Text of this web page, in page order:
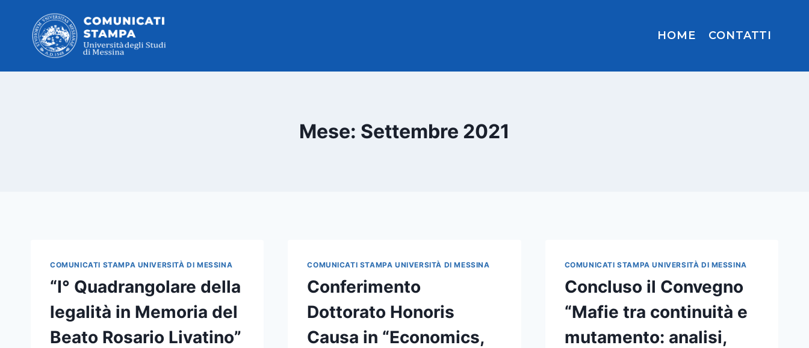
contenuto
HOME CONTATTI
Mese: Settembre 2021
COMUNICATI STAMPA UNIVERSITÀ DI MESSINA
“I° Quadrangolare della
legalità in Memoria del
Beato Rosario Livatino”
COMUNICATI STAMPA UNIVERSITÀ DI MESSINA
Conferimento
Dottorato Honoris
Causa in “Economics,
COMUNICATI STAMPA UNIVERSITÀ DI MESSINA
Concluso il Convegno
“Mafie tra continuità e
mutamento: analisi,